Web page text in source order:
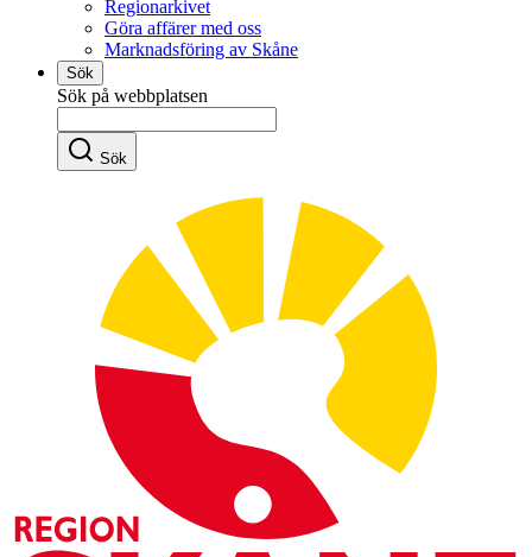
Regionarkivet
Göra affärer med oss
Marknadsföring av Skåne
Sök
Sök på webbplatsen
Sök